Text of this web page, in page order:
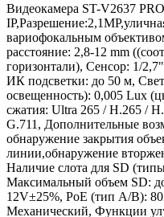
Видеокамера ST-V2637
вариофокальным
расстояние: 2,8-12 mm
горизонтали), Сенсор: 1/
ИК подсветки: до 50 м,
освещенность): 0,005 Lux
сжатия: Ultra 265 / H.265 /
G.711, Дополнительные
обнаружение закрытия
линии,обнаружение
Наличие слота для SD
Максимальный объем SD:
12V±25%, PoE (тип А/B):
Механический, Функции